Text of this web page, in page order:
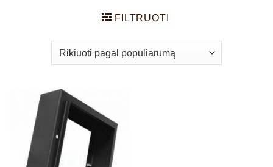
FILTRUOTI